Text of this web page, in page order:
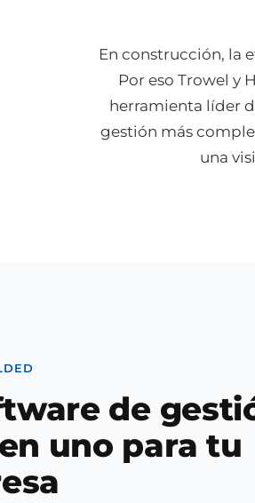
En construcción, la
Por eso Trowel y
herramienta líder
gestión más
una
de
uno para tu